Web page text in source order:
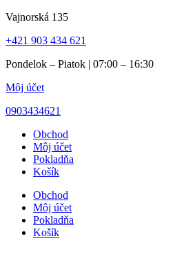
Preskočiť
obsah
Vajnorská 135
+421 903 434 621
Pondelok – Piatok | 07:00 – 16:30
Môj účet
0903434621
Obchod
Môj účet
Pokladňa
Košík
Obchod
Môj účet
Pokladňa
Košík